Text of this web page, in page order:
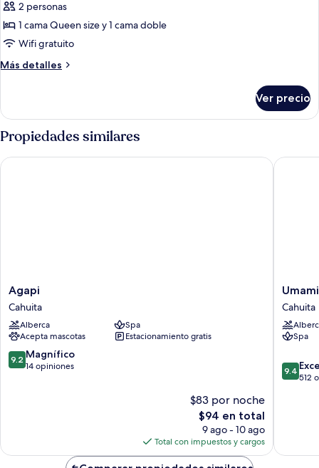
fotos
de
Habitación
estándar
con
camas
individuales
2 personas
1 cama Queen size y 1 cama doble
Wifi gratuito
Más detalles
Más
estándar
con
2
camas
individuales
Ver precio
Propiedades similares
Agapi
Cahuita
Agapi
Cahuita
Alberca
Spa
Acepta mascotas
Estacionamiento gratis
9.2
de
9.2 Magnífico
14 opiniones
$83 por noche
El
precio
actual
es
$94 en total
9 ago - 10 ago
Total con impuestos y cargos
Agapi
Umami
Hotel
-
Adults
Only
Cahuita
Spa
9.4
de
9.4
512
Umami